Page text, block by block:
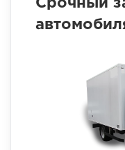
Срочный